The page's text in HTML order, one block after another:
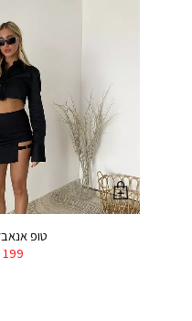
טופ
199